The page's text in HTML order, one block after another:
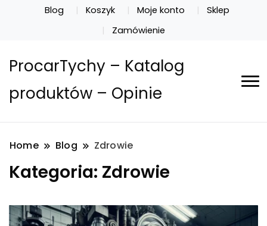
Blog Koszyk Moje konto
Sklep
Zamówienie
ProcarTychy – Katalog
produktów – Opinie
Home Blog Zdrowie
Kategoria: Zdrowie